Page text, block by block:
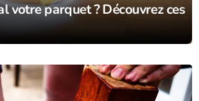
votre parquet ? Découvrez ces